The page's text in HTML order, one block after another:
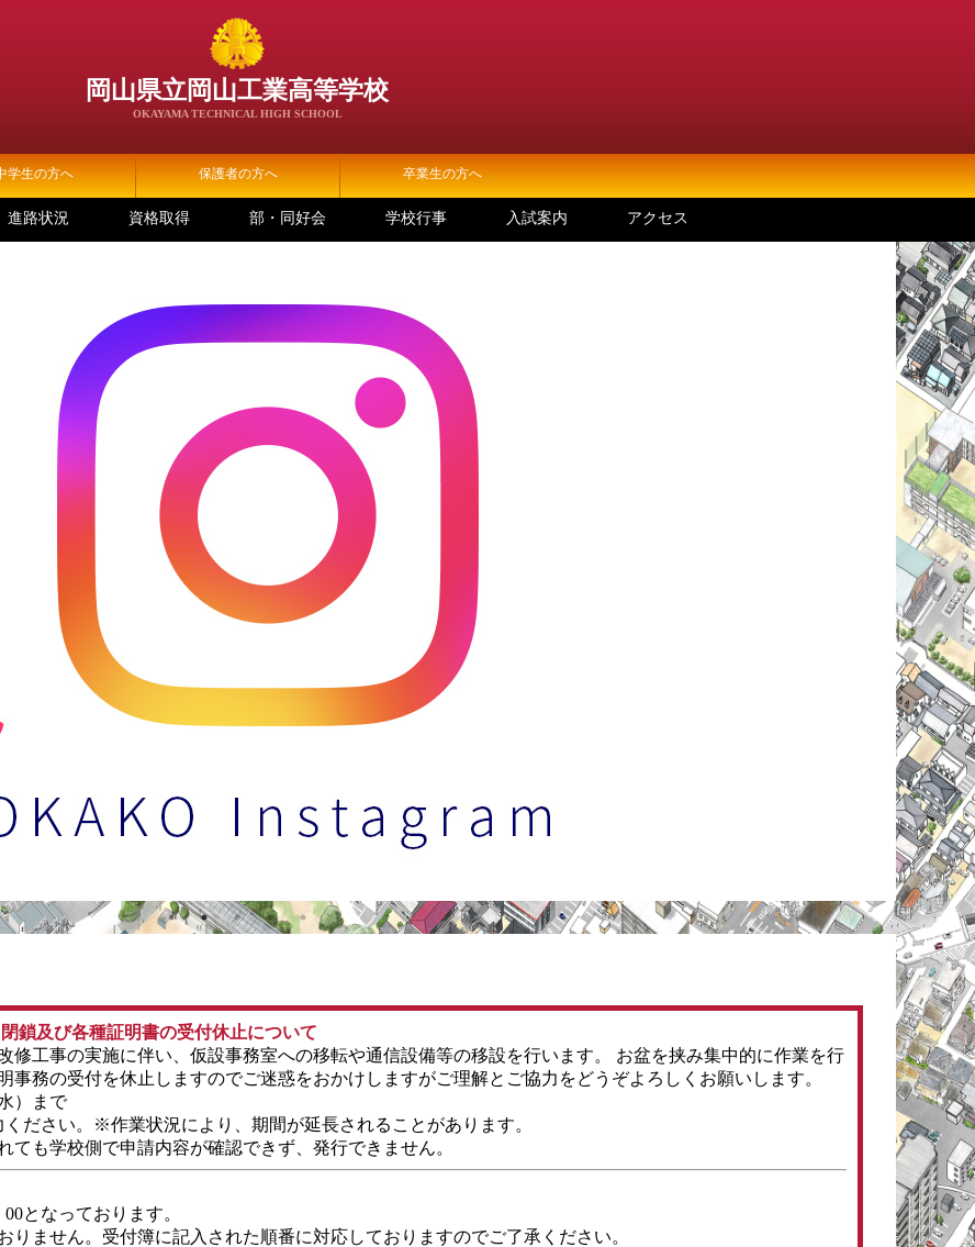
岡山県立岡山工業高等学校
OKAYAMA TECHNICAL HIGH SCHOOL
学生の方へ 保護者の方へ 卒業生の方へ
進路状況 資格取得 部・同好会 学校行事 入試案内 アクセス
鎖及び各種証明書の受付休止について
修工事の実施に伴い、仮設事務室への移転や通信設備等の移設を行います。 お盆を挟み集中的に作業を行
務の受付を休止しますのでご迷惑をおかけしますがご理解とご協力をどうぞよろしくお願いします。
）まで
ださい。※作業状況により、期間が延長されることがあります。
も学校側で申請内容が確認できず、発行できません。
となっております。
ません。受付簿に記入された順番に対応しておりますのでご了承ください。